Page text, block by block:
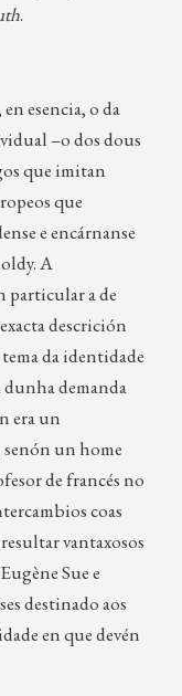
.
esencia, o da
–o dos dous
que imitan
que
e encárnanse
A
particular a de
descrición
da identidade
dunha demanda
era un
un home
de francés no
coas
vantaxosos
Sue e
destinado aos
en que devén